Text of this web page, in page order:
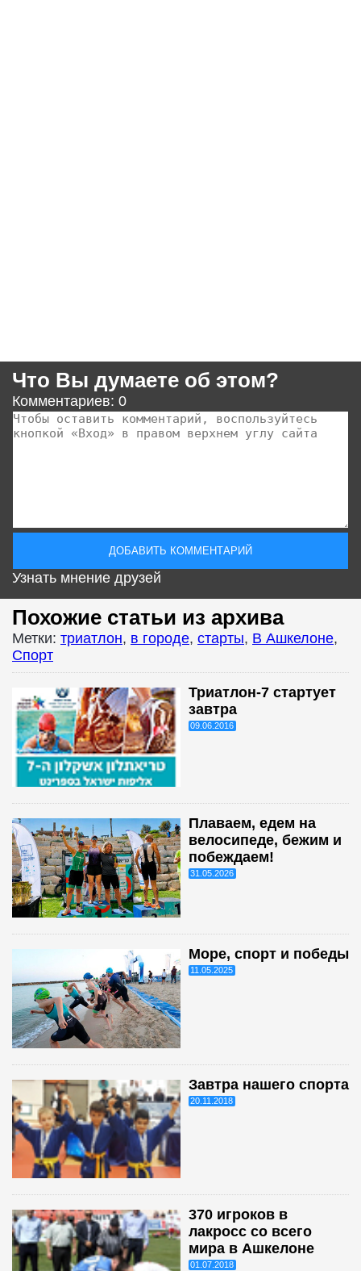
Что Вы думаете об этом?
Комментариев: 0
Узнать мнение друзей
Похожие статьи из архива
Метки: триатлон, в городе, старты, В Ашкелоне,
Спорт
Триатлон-7 стартует
завтра
09.06.2016
Плаваем, едем на
велосипеде, бежим и
побеждаем!
31.05.2026
Море, спорт и победы
11.05.2025
Завтра нашего спорта
20.11.2018
370 игроков в
лакросс со всего
мира в Ашкелоне
01.07.2018